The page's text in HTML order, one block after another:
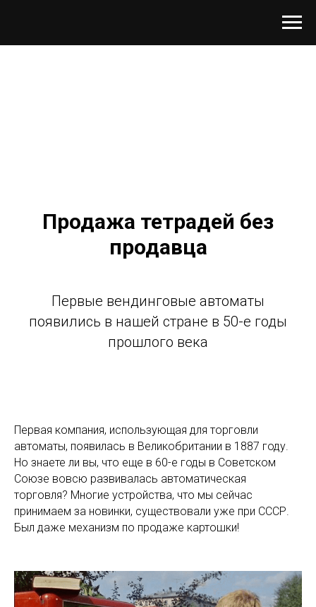
Продажа тетрадей без
продавца
Первые вендинговые автоматы
появились в нашей стране в 50-е годы
прошлого века
Первая компания, использующая для торговли
автоматы, появилась в Великобритании в 1887 году.
Но знаете ли вы, что еще в 60-е годы в Советском
Союзе вовсю развивалась автоматическая
торговля? Многие устройства, что мы сейчас
принимаем за новинки, существовали уже при СССР.
Был даже механизм по продаже картошки!